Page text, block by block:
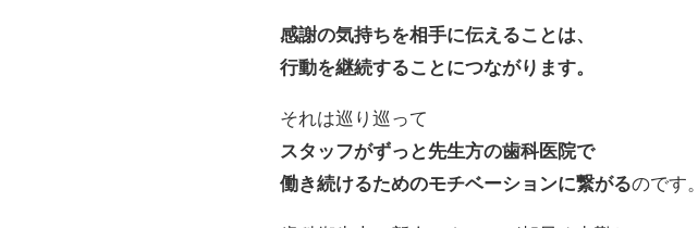
感謝の気持ちを相手に伝えることは、
行動を継続することにつながります。
それは巡り巡って
スタッフがずっと先生方の歯科医院で
働き続けるためのモチベーションに繋がるのです。